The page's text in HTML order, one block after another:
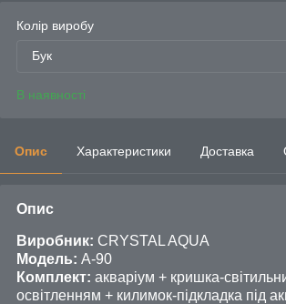
Колір виробу
Бук
В наявності
Опис Характеристики Доставка
Опис
Виробник: CRYSTAL AQUA
Модель: А-90
Комплект: акваріум + кришка-
освітленням + килимок-підкладка під